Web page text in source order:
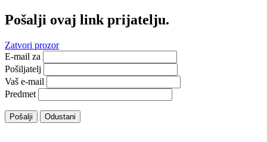
Pošalji ovaj link prijatelju.
Zatvori prozor
E-mail za
Pošiljatelj
Vaš e-mail
Predmet
Pošalji Odustani